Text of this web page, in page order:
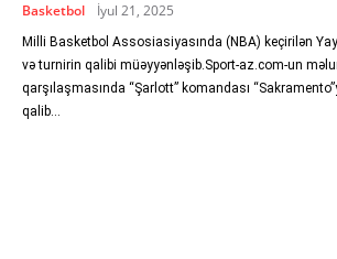
Basketbol
İyul 21, 2025
Milli Basketbol Assosiasiyasında (NBA) keçirilən
və turnirin qalibi müəyyənləşib.Sport-az.com-un
qarşılaşmasında “Şarlott” komandası
qalib...